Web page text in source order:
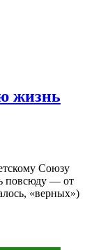
жизнь
Союзу
повсюду — от
«верных»)